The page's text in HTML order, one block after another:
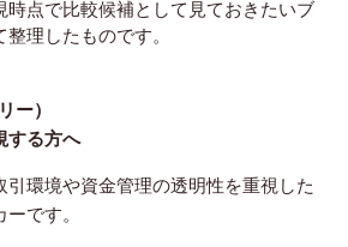
時点で比較候補として見ておきたいブ
整理したものです。
ー）
する方へ
環境や資金管理の透明性を重視した
です。